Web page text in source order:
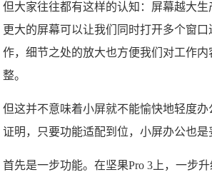
但大家往往都有这样的认知：屏幕越大生
更大的屏幕可以让我们同时打开多个窗
作，细节之处的放大也方便我们对工作内
整。
但这并不意味着小屏就不能愉快地轻度办
证明，只要功能适配到位，小屏办公也是
首先是一步功能。在坚果Pro 3上，一步